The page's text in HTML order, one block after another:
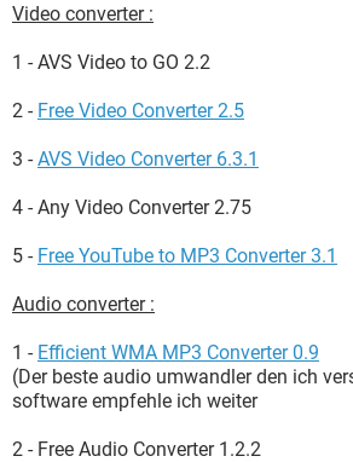
Video converter :
1 - AVS Video to GO 2.2
2 - Free Video Converter 2.5
3 - AVS Video Converter 6.3.1
4 - Any Video Converter 2.75
5 - Free YouTube to MP3 Converter 3.1
Audio converter :
1 - Efficient WMA MP3 Converter 0.9
(Der beste audio umwandler den ich
software empfehle ich weiter
2 - Free Audio Converter 1.2.2